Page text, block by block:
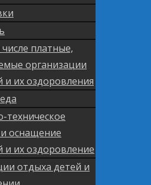
платные,
организации
и их оздоровления
техническое
оснащение
и их оздоровление
отдыха детей и